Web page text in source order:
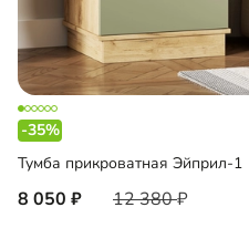
-35%
Тумба прикроватная Эйприл-1
8 050 12 380